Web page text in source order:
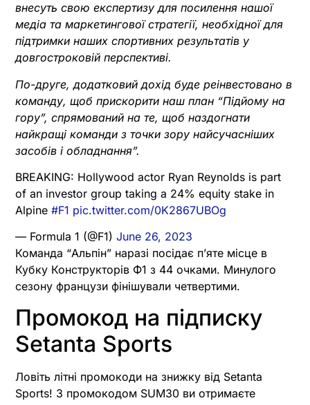
внесуть свою експертизу для посилення нашої
медіа та маркетингової стратегії, необхідної для
підтримки наших спортивних результатів у
довгостроковій перспективі.
По-друге, додатковий дохід буде реінвестовано в
команду, щоб прискорити наш план “Підйому на
гору”, спрямований на те, щоб наздогнати
найкращі команди з точки зору найсучасніших
засобів і обладнання”.
BREAKING: Hollywood actor Ryan Reynolds is part
of an investor group taking a 24% equity stake in
Alpine #F1 pic.twitter.com/0K2867UBOg
— Formula 1 (@F1) June 26, 2023
Команда “Альпін” наразі посідає п’яте місце в
Кубку Конструкторів Ф1 з 44 очками. Минулого
сезону французи фінішували четвертими.
Промокод на підписку
Setanta Sports
Ловіть літні промокоди на знижку від Setanta
Sports! З промокодом SUM30 ви отримаєте